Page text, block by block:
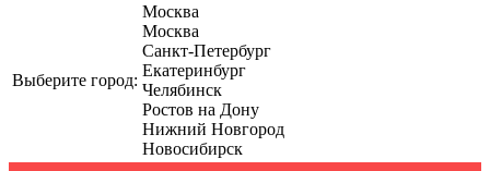
Выберите город:
Москва
Москва
Санкт-Петербург
Екатеринбург
Челябинск
Ростов на Дону
Нижний Новгород
Новосибирск